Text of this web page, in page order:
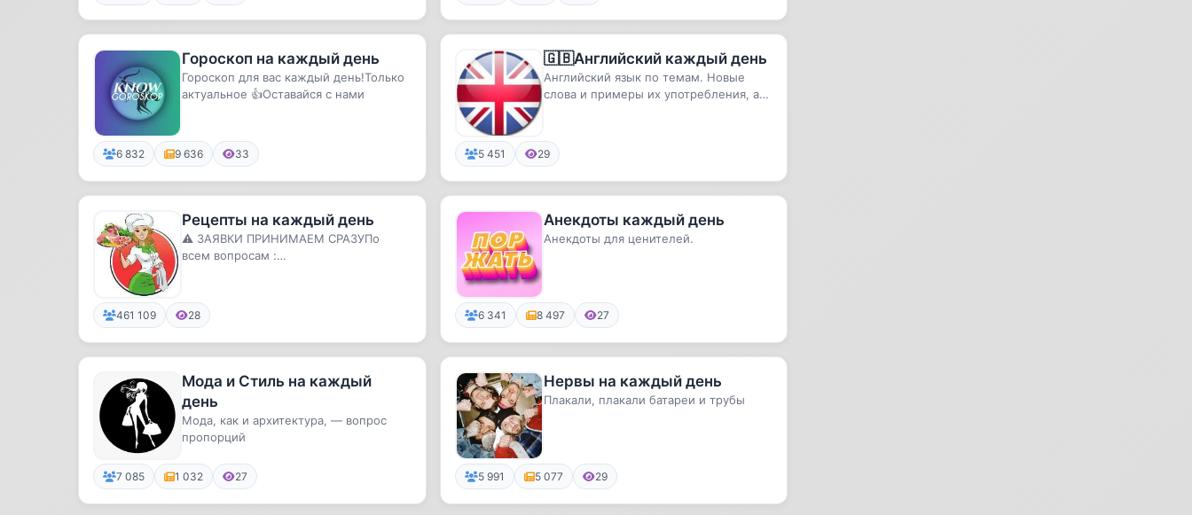
Гороскоп на каждый день
Гороскоп для вас каждый день!Только
актуальное 👍Оставайся с нами
6 832 9 636 33
🇬🇧Английский каждый день
Английский язык по темам. Новые
слова и примеры их употребления, а
5 451 29
Рецепты на каждый день
⚠️ ЗАЯВКИ ПРИНИМАЕМ СРАЗУПо
всем вопросам :
461 109 28
Aнекдоты каждый день
Анекдоты для ценителей.
6 341 8 497 27
Мода и Стиль на каждый
день
Мода, как и архитектура, — вопрос
пропорций
7 085 1 032 27
Нервы на каждый день
Плакали, плакали батареи и трубы
5 991 5 077 29